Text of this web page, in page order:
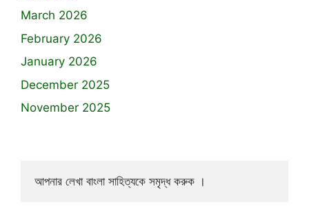
March 2026
February 2026
January 2026
December 2025
November 2025
আপনার লেখা বাংলা সাহিত্যকে সমৃদ্ধ করুক ।